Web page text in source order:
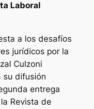
Laboral
a los desafíos
jurídicos por la
Culzoni
su difusión
entrega
Revista de